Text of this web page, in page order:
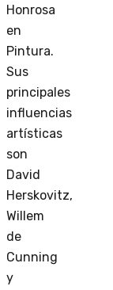
Honrosa
en
Pintura.
Sus
principales
influencias
artísticas
son
David
Herskovitz,
Willem
de
Cunning
y